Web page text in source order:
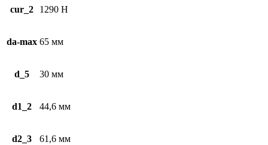
cur_2 1290 Н
da-max 65 мм
d_5 30 мм
d1_2 44,6 мм
d2_3 61,6 мм